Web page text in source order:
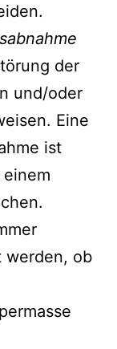
der
und/oder
Eine
ist
werden, ob